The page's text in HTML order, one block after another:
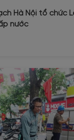
Hà Nội tổ chức
nước